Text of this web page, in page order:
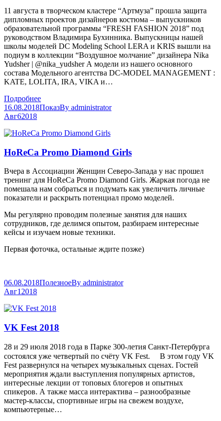
11 августа в творческом кластере “Артмуза” прошла защита
дипломных проектов дизайнеров костюма – выпускников
образовательной программы “FRESH FASHION 2018” под
руководством Владимира Бухинника. Выпускницы нашей
школы моделей DC Modeling School LERA и KRIS вышли на
подиум в коллекции “Воздушное молчание” дизайнера Nika
Yudsher | @nika_yudsher А модели из нашего основного
состава Модельного агентства DC-MODEL MANAGEMENT :
KATE, LOLITA, IRA, VIKA и…
Подробнее
16.08.2018ПоказBy administrator
Авг62018
HoReCa Promo Diamond Girls
Вчера в Ассоциации Женщин Северо-Запада у нас прошел
тренинг для HoReCa Promo Diamond Girls. Жаркая погода не
помешала нам собраться и подумать как увеличить личные
показатели и раскрыть потенциал промо моделей.
Мы регулярно проводим полезные занятия для наших
сотрудников, где делимся опытом, разбираем интересные
кейсы и изучаем новые техники.
Первая фоточка, остальные ждите позже)
06.08.2018ПолезноеBy administrator
Авг1 2018
VK Fest 2018
28 и 29 июля 2018 года в Парке 300-летия Санкт-Петербурга
состоялся уже четвертый по счёту VK Fest. ⠀ В этом году VK
Fest развернулся на четырех музыкальных сценах. Гостей
мероприятия ждали выступления популярных артистов,
интересные лекции от топовых блогеров и опытных
спикеров. А также масса интерактива – разнообразные
мастер-классы, спортивные игры на свежем воздухе,
компьютерные…